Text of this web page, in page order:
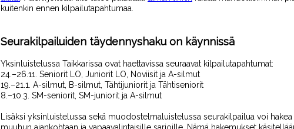
kuitenkin ennen kilpailutapahtumaa.
Seurakilpailuiden täydennyshaku on käynnissä
Yksinluistelussa Taikkarissa ovat haettavissa seuraavat kilpailutapahtumat:
24.–26.11. Seniorit LO, Juniorit LO, Noviisit ja A-silmut
19. –21.1. A-silmut, B-silmut, Tähtijuniorit ja Tähtiseniorit
8. –10.3. SM-seniorit, SM-juniorit ja A-silmut
Lisäksi yksinluistelussa sekä muodostelmaluistelussa seurakilpailua voi hakea